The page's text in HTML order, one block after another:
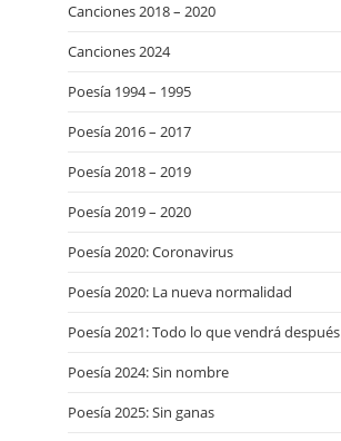
Canciones 2018 – 2020
Canciones 2024
Poesía 1994 – 1995
Poesía 2016 – 2017
Poesía 2018 – 2019
Poesía 2019 – 2020
Poesía 2020: Coronavirus
Poesía 2020: La nueva normalidad
Poesía 2021: Todo lo que vendrá después
Poesía 2024: Sin nombre
Poesía 2025: Sin ganas